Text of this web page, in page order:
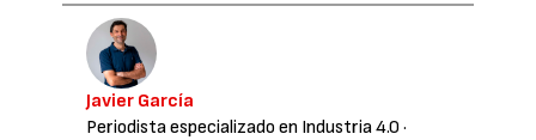
Javier García
Periodista especializado en Industria 4.0 ·